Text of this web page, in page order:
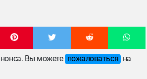
Вы можете пожаловаться на